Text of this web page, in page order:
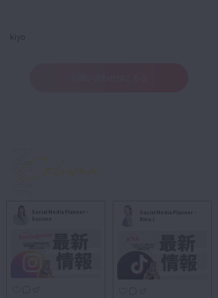
kiyo
Social Media Planner –
Suzuno
Social Media Planner -
Rino.I